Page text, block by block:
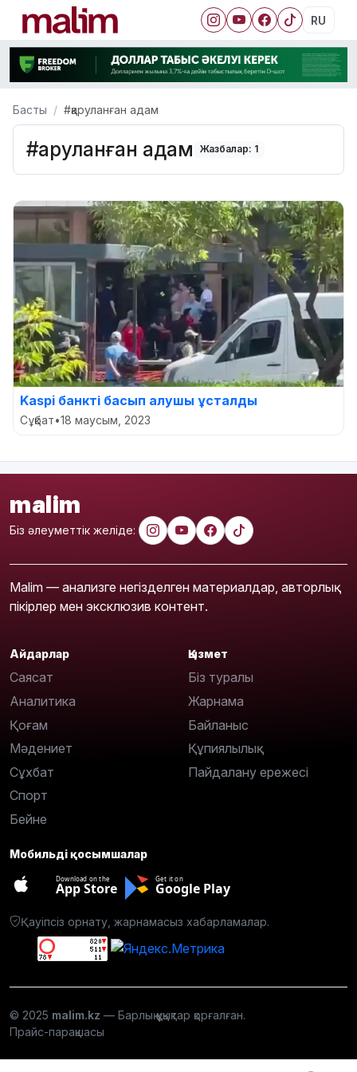
RU
Басты #қаруланған адам
#қаруланған адам Жазбалар: 1
Kaspi банкті басып алушы ұсталды
Сұқбат•18 маусым, 2023
malim
Біз әлеуметтік желіде:
Malim — анализге негізделген материалдар, авторлық
пікірлер мен эксклюзив контент.
Айдарлар
Саясат
Аналитика
Қоғам
Мәдениет
Сұхбат
Спорт
Бейне
Қызмет
Біз туралы
Жарнама
Байланыс
Құпиялылық
Пайдалану ережесі
Мобильді қосымшалар
Download on the
App Store
Get it on
Google Play
Қауіпсіз орнату, жарнамасыз хабарламалар.
© 2025 malim.kz — Барлық құқықтар қорғалған.
Прайс-парақшасы